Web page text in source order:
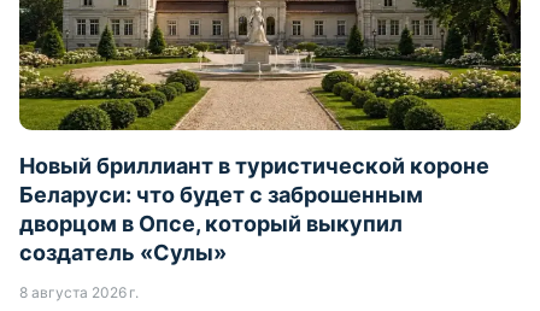
Новый бриллиант в туристической короне
Беларуси: что будет с заброшенным
дворцом в Опсе, который выкупил
создатель «Сулы»
8 августа 2026 г.